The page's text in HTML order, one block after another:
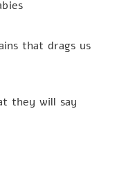
that drags us
they will say